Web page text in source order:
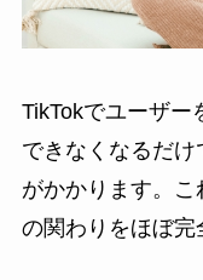
TikTokでユーザー
できなくなるだ
がかかります。こ
の関わりをほぼ完